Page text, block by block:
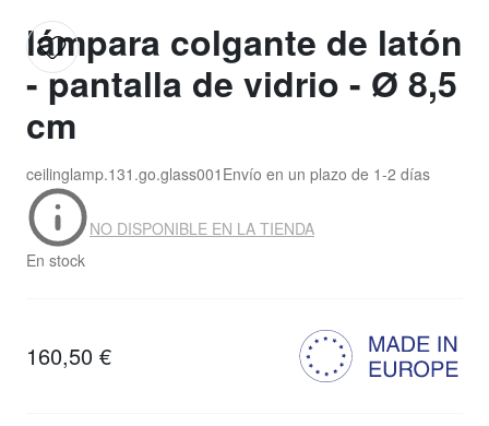
lámpara colgante de latón
- pantalla de vidrio - Ø 8,5
cm
ceilinglamp.131.go.glass001 Envío en un plazo de 1-2 días
En stock
NO DISPONIBLE EN LA TIENDA
160,50 €